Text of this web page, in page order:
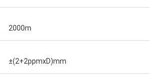
2000m
±(2+2ppmxD)mm